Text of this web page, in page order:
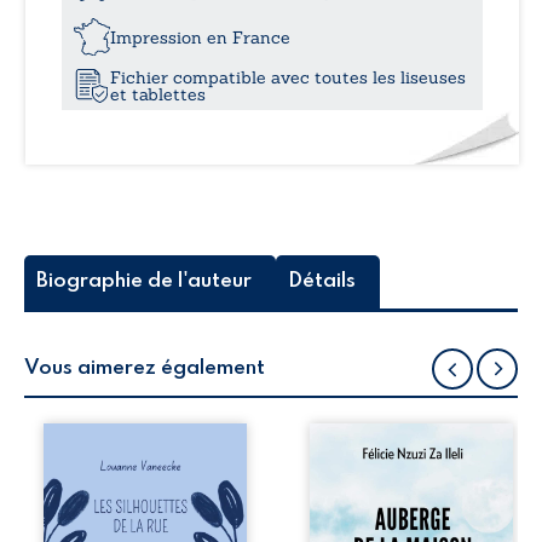
Tome
Les
Impression en France
Fichier compatible avec toutes les liseuses
et tablettes
Biographie de l'auteur Détails
Vous aimerez également
la rue donne la
parole à six
personnages
ordinaires,
Auberge de la
récit-témoignage
consacré au